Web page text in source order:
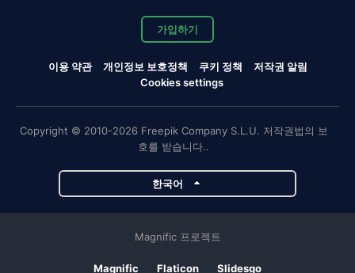
가입하기
이용 약관 개인정보 보호정책 쿠키 정책
저작권 알림
Cookies settings
Copyright © 2010-2026 Freepik Company S.L.U. 저작권법의 보
호를 받습니다..
한국어
Magnific 프로젝트
Magnific Flaticon Slidesgo